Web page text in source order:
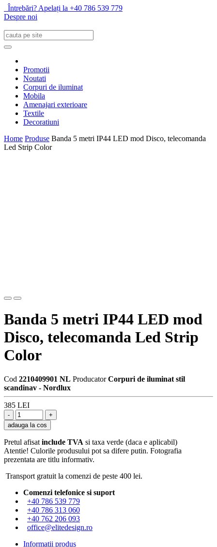
Întrebări? Apelați la +40 786 539 779
Despre noi
Promotii
Noutati
Corpuri de iluminat
Mobila
Amenajari exterioare
Textile
Decoratiuni
Home Produse Banda 5 metri IP44 LED mod Disco, telecomanda
Led Strip Color
Banda 5 metri IP44 LED mod
Disco, telecomanda Led Strip
Color
Cod 2210409901 NL Producator Corpuri de iluminat stil
scandinav - Nordlux
385 LEI
adauga la cos
Pretul afisat include TVA si taxa verde (daca e aplicabil)
Atentie! Culorile produsului pot sa difere putin. Fotografia
prezentata are titlu informativ.
Transport gratuit la comenzi de peste 400 lei.
Comenzi telefonice si suport
+40 786 539 779
+40 786 313 060
+40 762 206 093
office@elitedesign.ro
Informatii produs